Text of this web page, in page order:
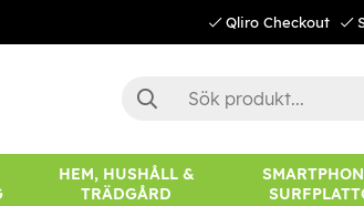
Qliro Checkout
HEM, HUSHÅLL &
TRÄDGÅRD